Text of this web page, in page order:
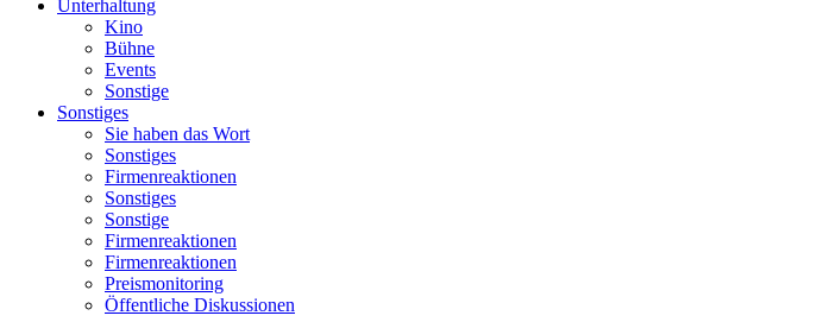
Unterhaltung
Kino
Bühne
Events
Sonstige
Sonstiges
Sie haben das Wort
Sonstiges
Firmenreaktionen
Sonstiges
Sonstige
Firmenreaktionen
Firmenreaktionen
Preismonitoring
Öffentliche Diskussionen